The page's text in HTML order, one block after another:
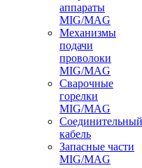
аппараты
MIG/MAG
Механизмы
подачи
проволоки
MIG/MAG
Сварочные
горелки
MIG/MAG
Соединительный
кабель
Запасные части
MIG/MAG